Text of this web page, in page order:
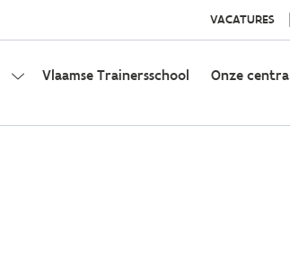
VACATURES
Vlaamse Trainersschool Onze centra